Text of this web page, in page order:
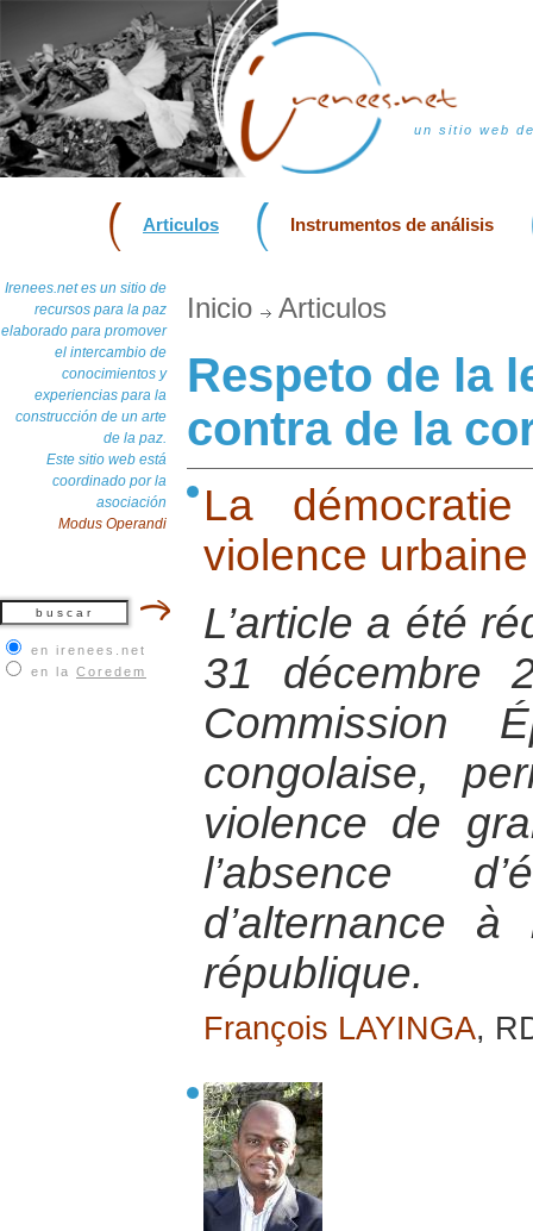
un sitio web
Articulos Instrumentos de análisis
Irenees.net es un sitio de
recursos para la paz
elaborado para promover
el intercambio de
conocimientos y
experiencias para la
construcción de un arte
de la paz.
Este sitio web está
coordinado por la
asociación
Modus Operandi
en irenees.net
en la Coredem
Inicio Articulos
Respeto de la
contra de la
La
violence
L’article a été
31 décembre
Commission
congolaise,
violence de
l’absence
d’alternance
république.
François LAYINGA,